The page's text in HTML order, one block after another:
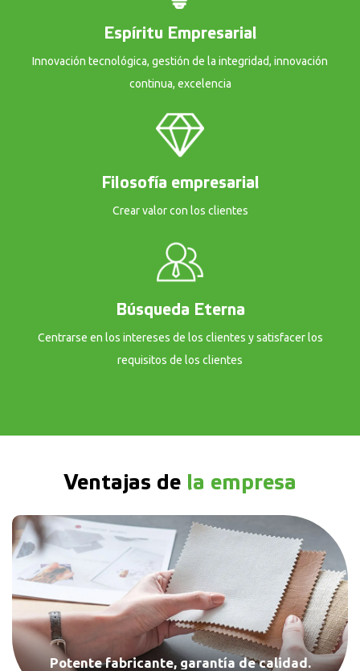
Espíritu Empresarial
Innovación tecnológica, gestión de la integridad, innovación
continua, excelencia
Filosofía empresarial
Crear valor con los clientes
Búsqueda Eterna
Centrarse en los intereses de los clientes y satisfacer los
requisitos de los clientes
Ventajas de la empresa
Potente fabricante, garantía de calidad.